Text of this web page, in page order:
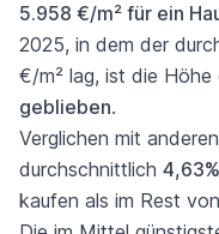
5.958 €/m² für ein
2025, in dem der
€/m² lag, ist die Höhe
geblieben.
Verglichen mit
durchschnittlich
kaufen als im Rest